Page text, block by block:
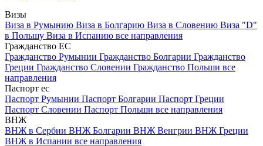
Визы
Виза в Румынию Виза в Болгарию Виза в Словению Виза "D"
в Польшу Виза в Испанию все направления
Гражданство ЕС
Гражданство Румынии Гражданство Болгарии Гражданство
Греции Гражданство Словении Гражданство Польши все
направления
Паспорт ес
Паспорт Румынии Паспорт Болгарии Паспорт Греции
Паспорт Словении Паспорт Польши все направления
ВНЖ
ВНЖ в Сербии ВНЖ Болгарии ВНЖ Венгрии ВНЖ Греции
ВНЖ в Испании все направления